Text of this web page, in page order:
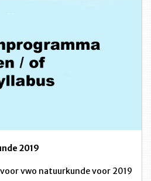
2019
vwo natuurkunde voor 2019